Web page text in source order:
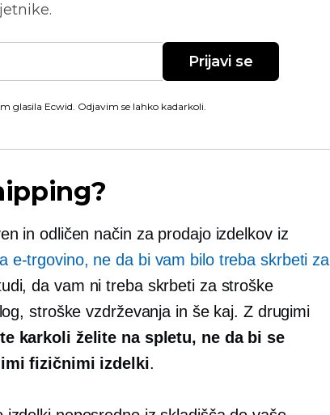
Prijavi se
glasila Ecwid. Odjavim se lahko kadarkoli.
in odličen način za prodajo izdelkov iz
e-trgovino, ne da bi vam bilo treba skrbeti za
da vam ni treba skrbeti za stroške
stroške vzdrževanja in še kaj. Z drugimi
karkoli želite na spletu, ne da bi se
fizičnimi izdelki.